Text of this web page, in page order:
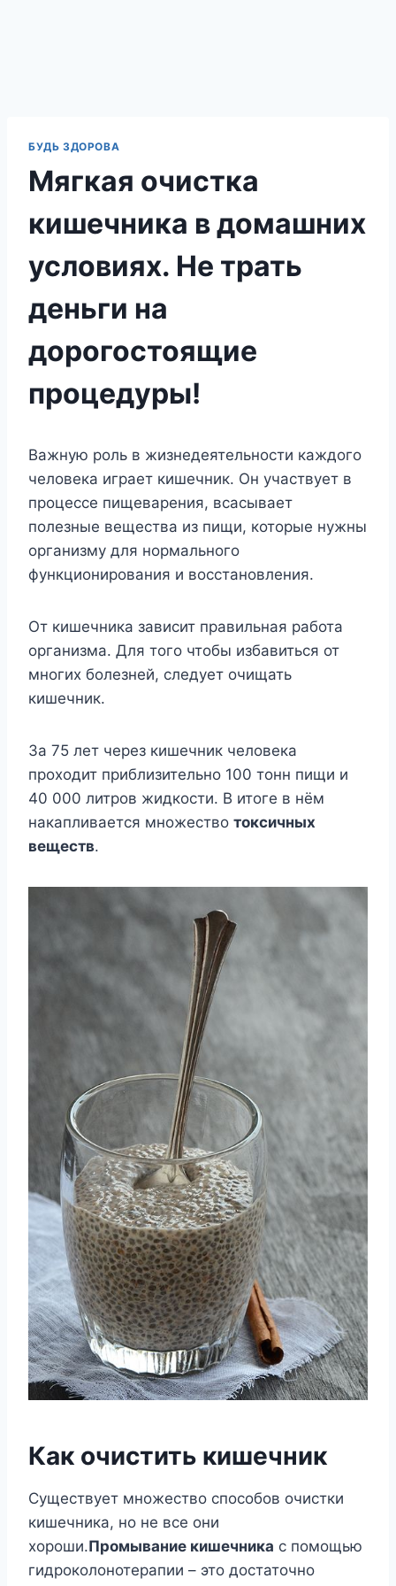
БУДЬ ЗДОРОВА
Мягкая очистка
кишечника в домашних
условиях. Не трать
деньги на
дорогостоящие
процедуры!
Важную роль в жизнедеятельности каждого
человека играет кишечник. Он участвует в
процессе пищеварения, всасывает
полезные вещества из пищи, которые нужны
организму для нормального
функционирования и восстановления.
От кишечника зависит правильная работа
организма. Для того чтобы избавиться от
многих болезней, следует очищать
кишечник.
За 75 лет через кишечник человека
проходит приблизительно 100 тонн пищи и
40 000 литров жидкости. В итоге в нём
накапливается множество токсичных
веществ.
Как очистить кишечник
Существует множество способов очистки
кишечника, но не все они
хороши.Промывание кишечника с помощью
гидроколонотерапии – это достаточно